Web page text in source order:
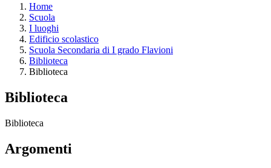
Home
Scuola
I luoghi
Edificio scolastico
Scuola Secondaria di I grado Flavioni
Biblioteca
Biblioteca
Biblioteca
Biblioteca
Argomenti